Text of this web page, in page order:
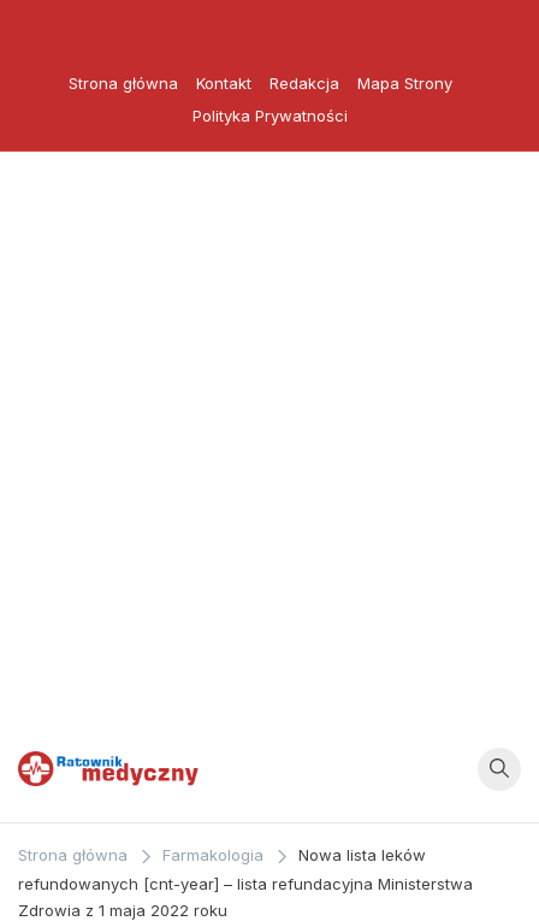
Strona główna Kontakt Redakcja
Mapa Strony
Polityka Prywatności
Ratownik
Medyczny
zagadnieniom z
dziedziny
Strona główna Farmakologia
Nowa lista leków
refundowanych [cnt-year] – lista refundacyjna Ministerstwa
Zdrowia z 1 maja 2022 roku